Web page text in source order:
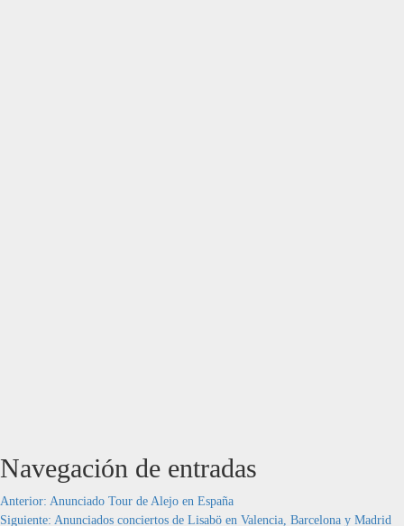
Navegación de entradas
Anterior: Anunciado Tour de Alejo en España
Siguiente: Anunciados conciertos de Lisabö en Valencia, Barcelona y Madrid